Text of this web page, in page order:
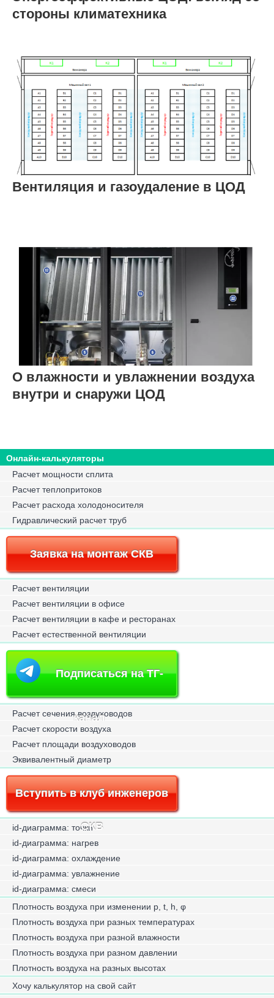
стороны климатехника
Вентиляция и газоудаление в ЦОД
О влажности и увлажнении воздуха
внутри и снаружи ЦОД
Онлайн-калькуляторы
Расчет мощности сплита
Расчет теплопритоков
Расчет расхода холодоносителя
Гидравлический расчет труб
Заявка на монтаж СКВ
Расчет вентиляции
Расчет вентиляции в офисе
Расчет вентиляции в кафе и ресторанах
Расчет естественной вентиляции
Подписаться на ТГ-
канал
Расчет сечения воздуховодов
Расчет скорости воздуха
Расчет площади воздуховодов
Эквивалентный диаметр
Вступить в клуб инженеров
СКВ
id-диаграмма: точки
id-диаграмма: нагрев
id-диаграмма: охлаждение
id-диаграмма: увлажнение
id-диаграмма: смеси
Плотность воздуха при изменении p, t, h, φ
Плотность воздуха при разных температурах
Плотность воздуха при разной влажности
Плотность воздуха при разном давлении
Плотность воздуха на разных высотах
Хочу калькулятор на свой сайт